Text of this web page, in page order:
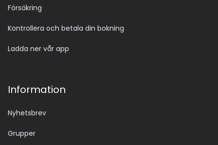
Försäkring
Kontrollera och betala din bokning
Ladda ner vår app
Information
Nyhetsbrev
Grupper